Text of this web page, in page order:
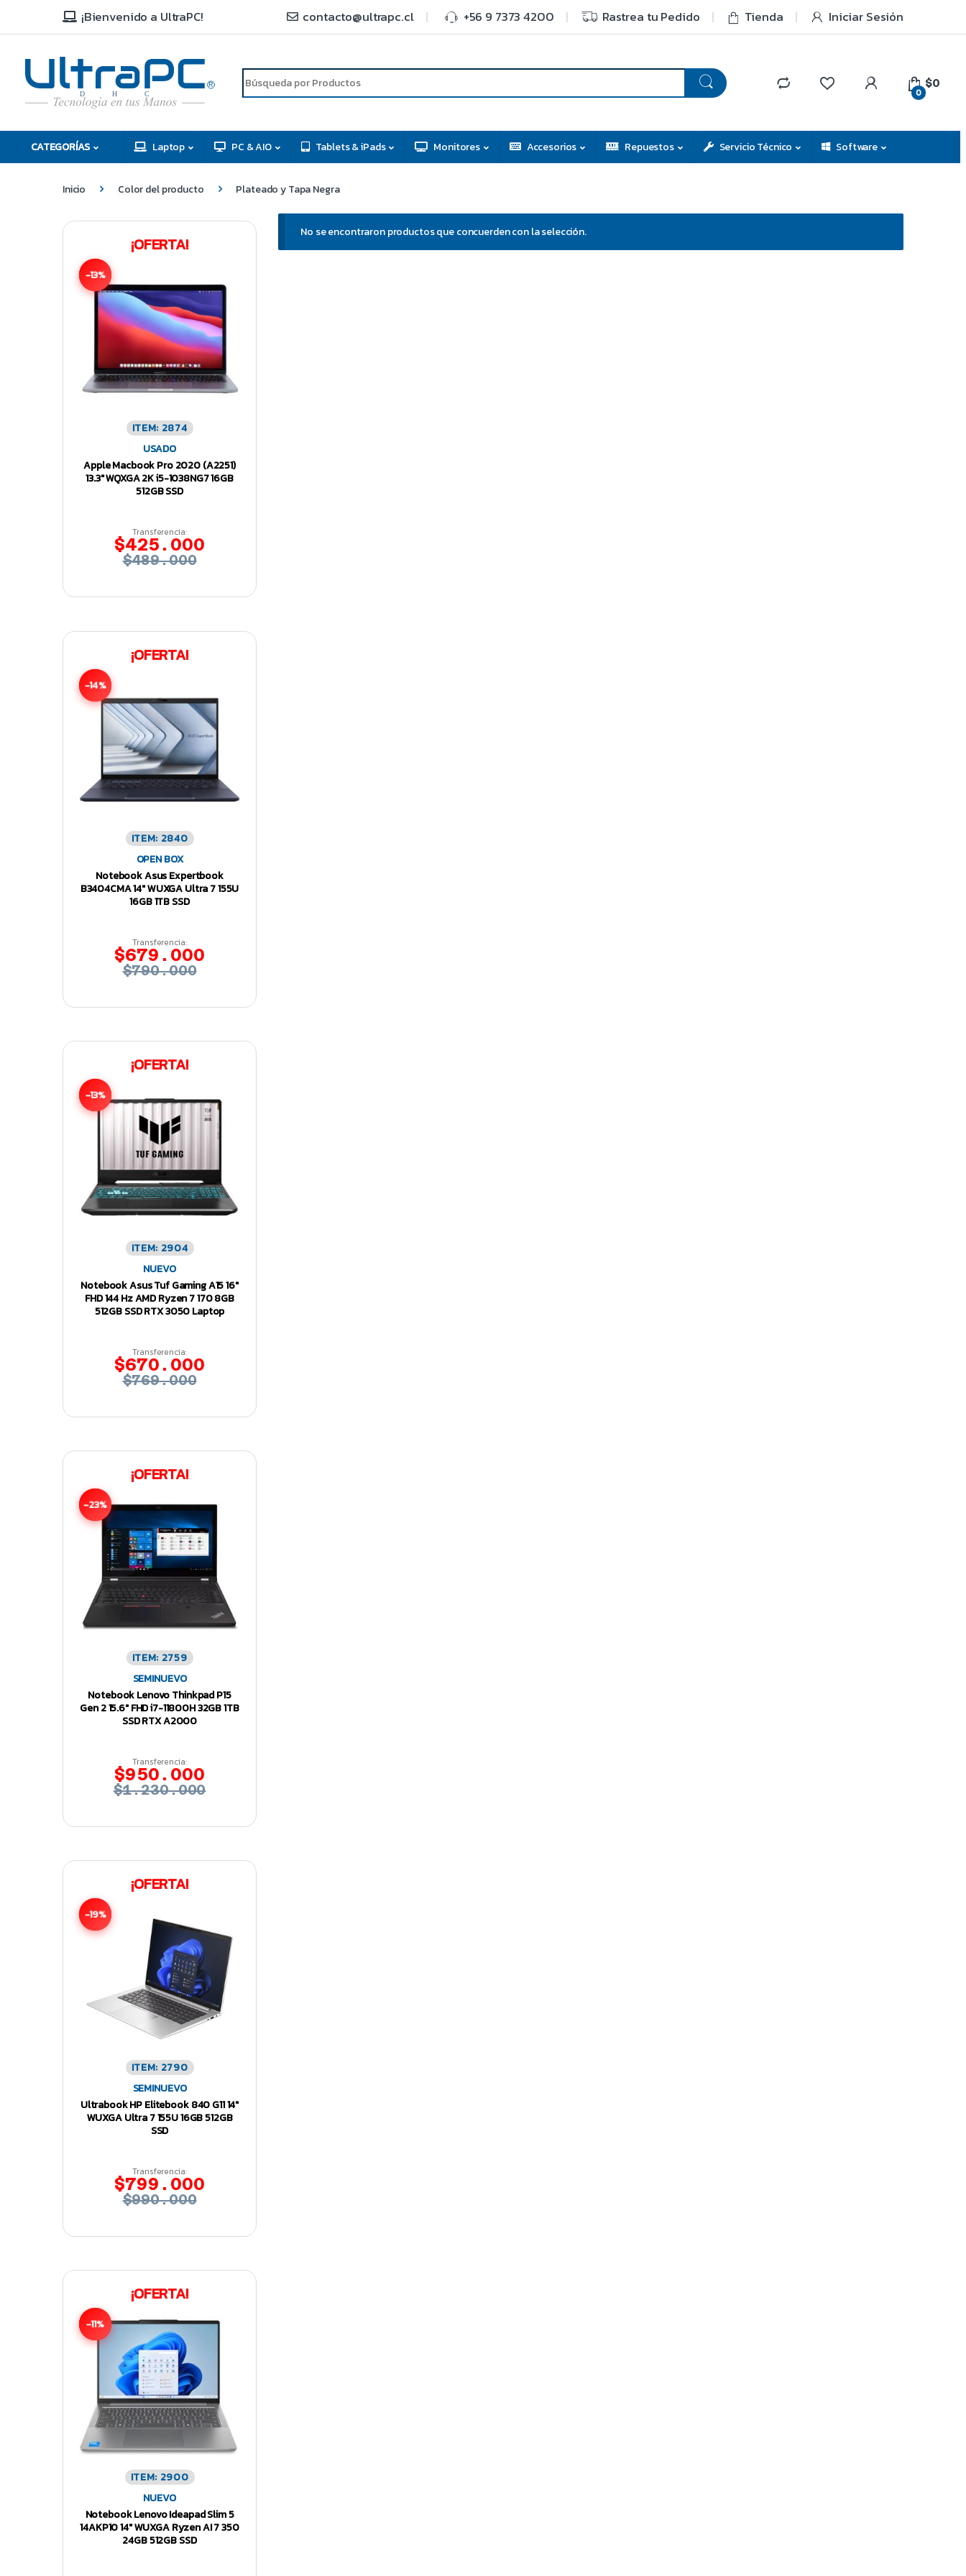
¡Bienvenido a UltraPC! contacto@ultrapc.cl +56 9 7373 4200 Rastrea tu Pedido Tienda Iniciar Sesión
C
H
D
R
0
$0
CATEGORÍAS Laptop PC & AIO Tablets & iPads Monitores Accesorios Repuestos Servicio Técnico Software
Inicio Color del producto Plateado y Tapa Negra
No se encontraron productos que concuerden con la selección.
¡OFERTA!
-13%
ITEM: 2874
USADO
Apple Macbook Pro 2020 (A2251)
13.3″ WQXGA 2K i5-1038NG7 16GB
512GB SSD
Transferencia:
$425.000
$489.000
¡OFERTA!
-14%
ITEM: 2840
OPEN BOX
Notebook Asus Expertbook
B3404CMA 14″ WUXGA Ultra 7 155U
16GB 1TB SSD
Transferencia:
$679.000
$790.000
¡OFERTA!
-13%
ITEM: 2904
NUEVO
Notebook Asus Tuf Gaming A15 16″
FHD 144 Hz AMD Ryzen 7 170 8GB
512GB SSD RTX 3050 Laptop
Transferencia:
$670.000
$769.000
¡OFERTA!
-23%
ITEM: 2759
SEMINUEVO
Notebook Lenovo Thinkpad P15
Gen 2 15.6″ FHD i7-11800H 32GB 1TB
SSD RTX A2000
Transferencia:
$950.000
$1.230.000
¡OFERTA!
-19%
ITEM: 2790
SEMINUEVO
Ultrabook HP Elitebook 840 G11 14″
WUXGA Ultra 7 155U 16GB 512GB
SSD
Transferencia:
$799.000
$990.000
¡OFERTA!
-11%
ITEM: 2900
NUEVO
Notebook Lenovo Ideapad Slim 5
14AKP10 14″ WUXGA Ryzen AI 7 350
24GB 512GB SSD